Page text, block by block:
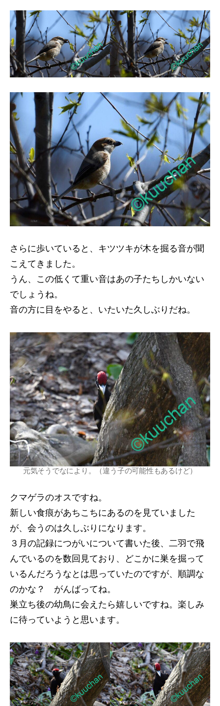
さらに歩いていると、キツツキが木を掘る音が聞
こえてきました。
うん、この低くて重い音はあの子たちしかいない
でしょうね。
音の方に目をやると、いたいた久しぶりだね。
元気そうでなにより。（違う子の可能性もあるけど）
クマゲラのオスですね。
新しい食痕があちこちにあるのを見ていました
が、会うのは久しぶりになります。
３月の記録につがいについて書いた後、二羽で飛
んでいるのを数回見ており、どこかに巣を掘って
いるんだろうなとは思っていたのですが、順調な
のかな？ がんばってね。
巣立ち後の幼鳥に会えたら嬉しいですね。楽しみ
に待っていようと思います。